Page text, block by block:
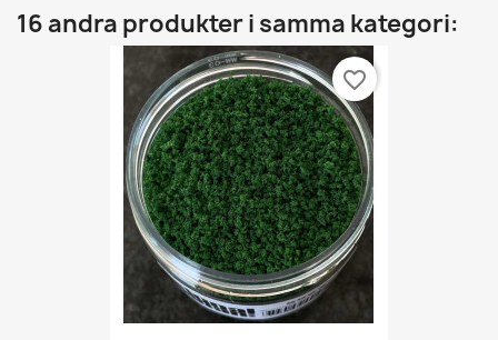
16 andra produkter i samma kategori:
favorite_border